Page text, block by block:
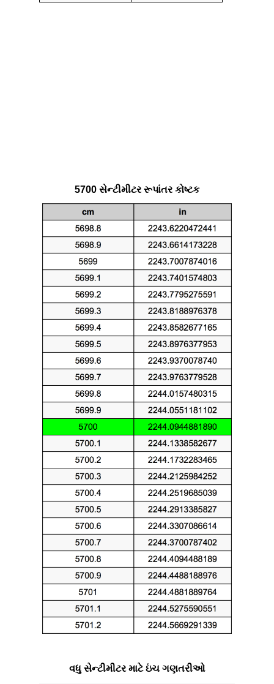
5700 સેન્ટીમીટર રૂપાંતર કોષ્ટક
વધુ સેન્ટીમીટર માટે ઇંચ ગણતરીઓ